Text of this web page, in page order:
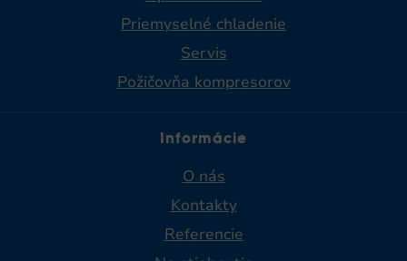
Priemyselné chladenie​
Servis
Požičovňa kompresorov
Informácie
O nás
Kontakty
Referencie